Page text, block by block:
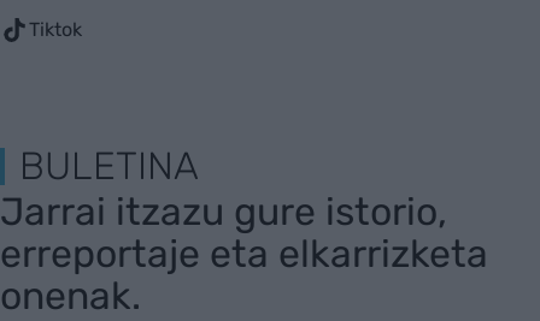
Tiktok
BULETINA
Jarrai itzazu gure istorio,
erreportaje eta elkarrizketa
onenak.